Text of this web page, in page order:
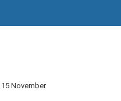
15 November